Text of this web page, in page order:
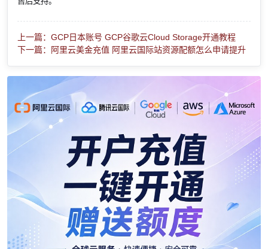
上一篇：GCP日本账号 GCP谷歌云Cloud Storage开通教程
下一篇：阿里云美金充值 阿里云国际站资源配额怎么申请提升